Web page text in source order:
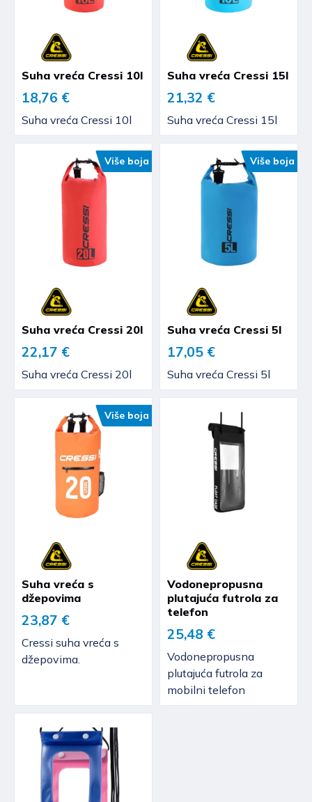
Suha vreća Cressi 10l
18,76 €
Suha vreća Cressi 10l
Suha vreća Cressi 15l
21,32 €
Suha vreća Cressi 15l
Više boja
Suha vreća Cressi 20l
22,17 €
Suha vreća Cressi 20l
Više boja
Suha vreća Cressi 5l
17,05 €
Suha vreća Cressi 5l
Više boja
Suha vreća s
džepovima
23,87 €
Cressi suha vreća s
džepovima.
Vodonepropusna
plutajuća futrola za
telefon
25,48 €
Vodonepropusna
plutajuća futrola za
mobilni telefon